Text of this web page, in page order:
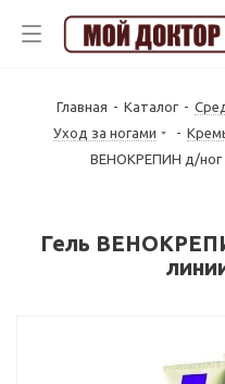
Главная - Каталог -
Уход за ногами
-
ВЕНОКРЕПИН д/ног
Гель